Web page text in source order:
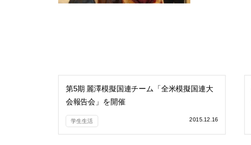
第5期 麗澤模擬国連チーム「全米模擬国連大
会報告会」を開催
学生生活 2015.12.16